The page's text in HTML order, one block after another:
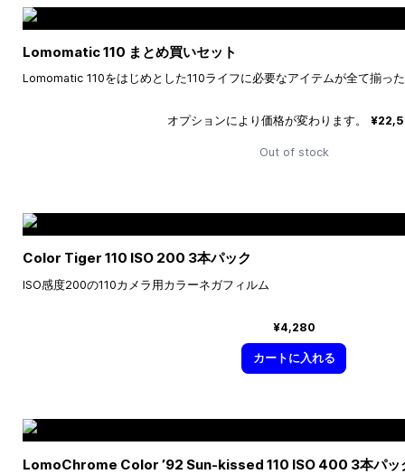
Lomomatic 110 まとめ買いセット
Lomomatic 110をはじめとした110ライフに必要なアイテムが全て揃っ
オプションにより価格が変わります。
Out of stock
Color Tiger 110 ISO 200 3本パック
ISO感度200の110カメラ用カラーネガフィルム
¥4,280
カートに入れる
LomoChrome Color ’92 Sun-kissed 110 ISO 400 3本パッ